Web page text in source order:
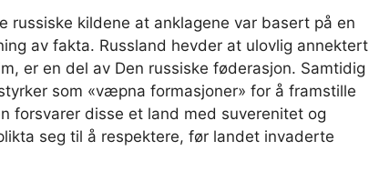
russiske kildene at anklagene var basert på en
av fakta. Russland hevder at ulovlig annektert
er en del av Den russiske føderasjon. Samtidig
som «væpna formasjoner» for å framstille
forsvarer disse et land med suverenitet og
seg til å respektere, før landet invaderte